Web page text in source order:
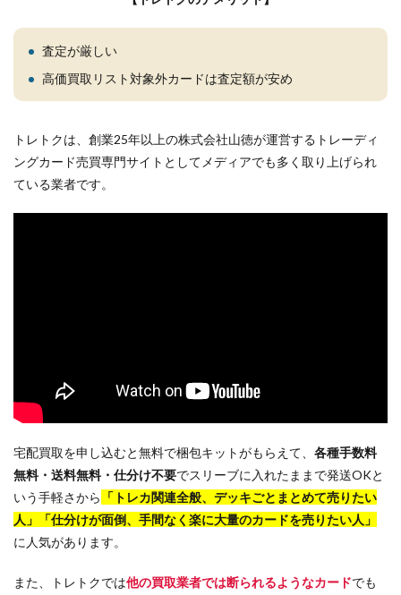
査定が厳しい
高価買取リスト対象外カードは査定額が安め
トレトクは、創業25年以上の株式会社山徳が運営するトレーディ
ングカード売買専門サイトとしてメディアでも多く取り上げられ
ている業者です。
宅配買取を申し込むと無料で梱包キットがもらえて、 各種手数料
無料・送料無料・仕分け不要でスリーブに入れたままで発送OKと
いう手軽さから 「トレカ関連全般、デッキごとまとめて売りたい
人」「仕分けが面倒、手間なく楽に大量のカードを売りたい人」
に人気があります。
また、トレトクでは他の買取業者では断られるようなカードでも